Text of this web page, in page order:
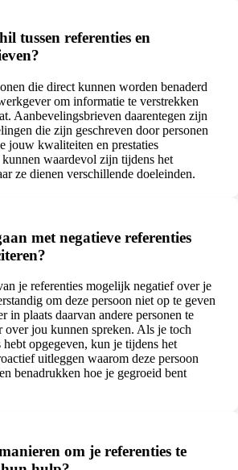
tussen referenties en
die direct kunnen worden benaderd
om informatie te verstrekken
Aanbevelingsbrieven daarentegen zijn
die zijn geschreven door personen
jouw kwaliteiten en prestaties
waardevol zijn tijdens het
ze dienen verschillende doeleinden.
met negatieve referenties
je referenties mogelijk negatief over je
om deze persoon niet op te geven
in plaats daarvan andere personen te
over jou kunnen spreken. Als je toch
hebt opgegeven, kun je tijdens het
uitleggen waarom deze persoon
benadrukken hoe je gegroeid bent
om je referenties te